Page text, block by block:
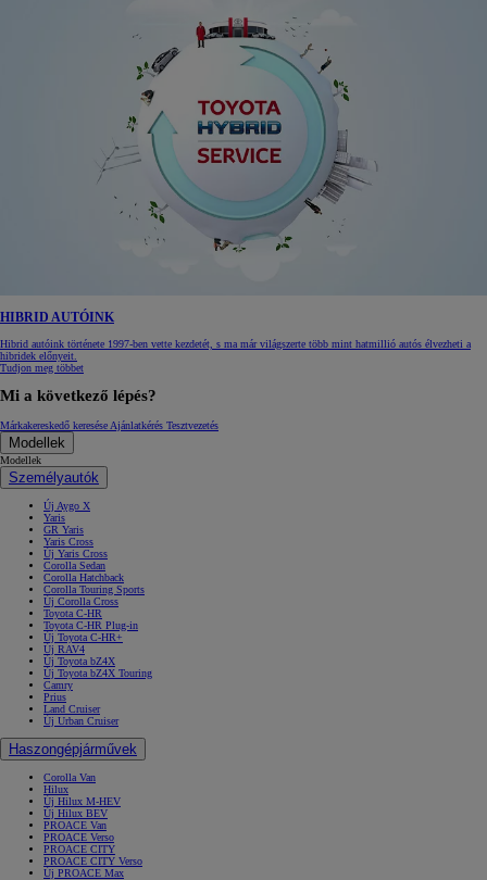
HIBRID AUTÓINK
Hibrid autóink története 1997-ben vette kezdetét, s ma már világszerte több mint hatmillió autós élvezheti a
hibridek előnyeit.
Tudjon meg többet
Mi a következő lépés?
Márkakereskedő keresése Ajánlatkérés Tesztvezetés
Modellek
Modellek
Személyautók
Új Aygo X
Yaris
GR Yaris
Yaris Cross
Új Yaris Cross
Corolla Sedan
Corolla Hatchback
Corolla Touring Sports
Új Corolla Cross
Toyota C-HR
Toyota C-HR Plug-in
Új Toyota C-HR+
Új RAV4
Új Toyota bZ4X
Új Toyota bZ4X Touring
Camry
Prius
Land Cruiser
Új Urban Cruiser
Haszongépjárművek
Corolla Van
Hilux
Új Hilux M-HEV
Új Hilux BEV
PROACE Van
PROACE Verso
PROACE CITY
PROACE CITY Verso
Új PROACE Max